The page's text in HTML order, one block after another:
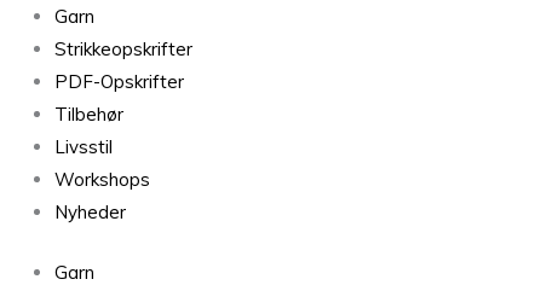
Garn
Strikkeopskrifter
PDF-Opskrifter
Tilbehør
Livsstil
Workshops
Nyheder
Garn
Midnatssol
Mørkegrå
9540
antal